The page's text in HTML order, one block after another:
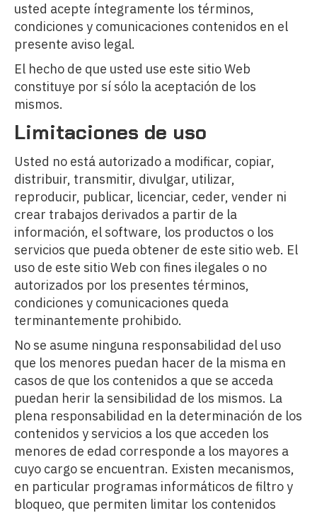
usted acepte íntegramente los términos,
condiciones y comunicaciones contenidos en el
presente aviso legal.
El hecho de que usted use este sitio Web
constituye por sí sólo la aceptación de los
mismos.
Limitaciones de uso
Usted no está autorizado a modificar, copiar,
distribuir, transmitir, divulgar, utilizar,
reproducir, publicar, licenciar, ceder, vender ni
crear trabajos derivados a partir de la
información, el software, los productos o los
servicios que pueda obtener de este sitio web. El
uso de este sitio Web con fines ilegales o no
autorizados por los presentes términos,
condiciones y comunicaciones queda
terminantemente prohibido.
No se asume ninguna responsabilidad del uso
que los menores puedan hacer de la misma en
casos de que los contenidos a que se acceda
puedan herir la sensibilidad de los mismos. La
plena responsabilidad en la determinación de los
contenidos y servicios a los que acceden los
menores de edad corresponde a los mayores a
cuyo cargo se encuentran. Existen mecanismos,
en particular programas informáticos de filtro y
bloqueo, que permiten limitar los contenidos